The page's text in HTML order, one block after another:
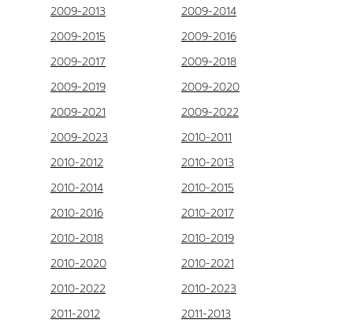
2009-2013
2009-2014
2009-2015
2009-2016
2009-2017
2009-2018
2009-2019
2009-2020
2009-2021
2009-2022
2009-2023
2010-2011
2010-2012
2010-2013
2010-2014
2010-2015
2010-2016
2010-2017
2010-2018
2010-2019
2010-2020
2010-2021
2010-2022
2010-2023
2011-2012
2011-2013